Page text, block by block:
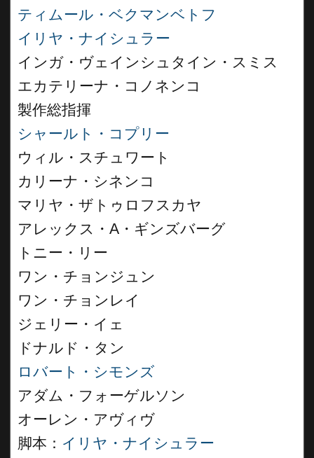
ティムール・ベクマンベトフ
イリヤ・ナイシュラー
インガ・ヴェインシュタイン・スミス
エカテリーナ・コノネンコ
製作総指揮
シャールト・コプリー
ウィル・スチュワート
カリーナ・シネンコ
マリヤ・ザトゥロフスカヤ
アレックス・A・ギンズバーグ
トニー・リー
ワン・チョンジュン
ワン・チョンレイ
ジェリー・イェ
ドナルド・タン
ロバート・シモンズ
アダム・フォーゲルソン
オーレン・アヴィヴ
脚本： イリヤ・ナイシュラー